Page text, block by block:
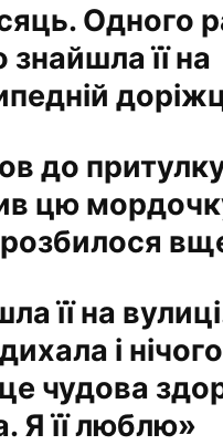
Одного
знайшла її на
до
цю
її на
і
чудова
Я її люблю»